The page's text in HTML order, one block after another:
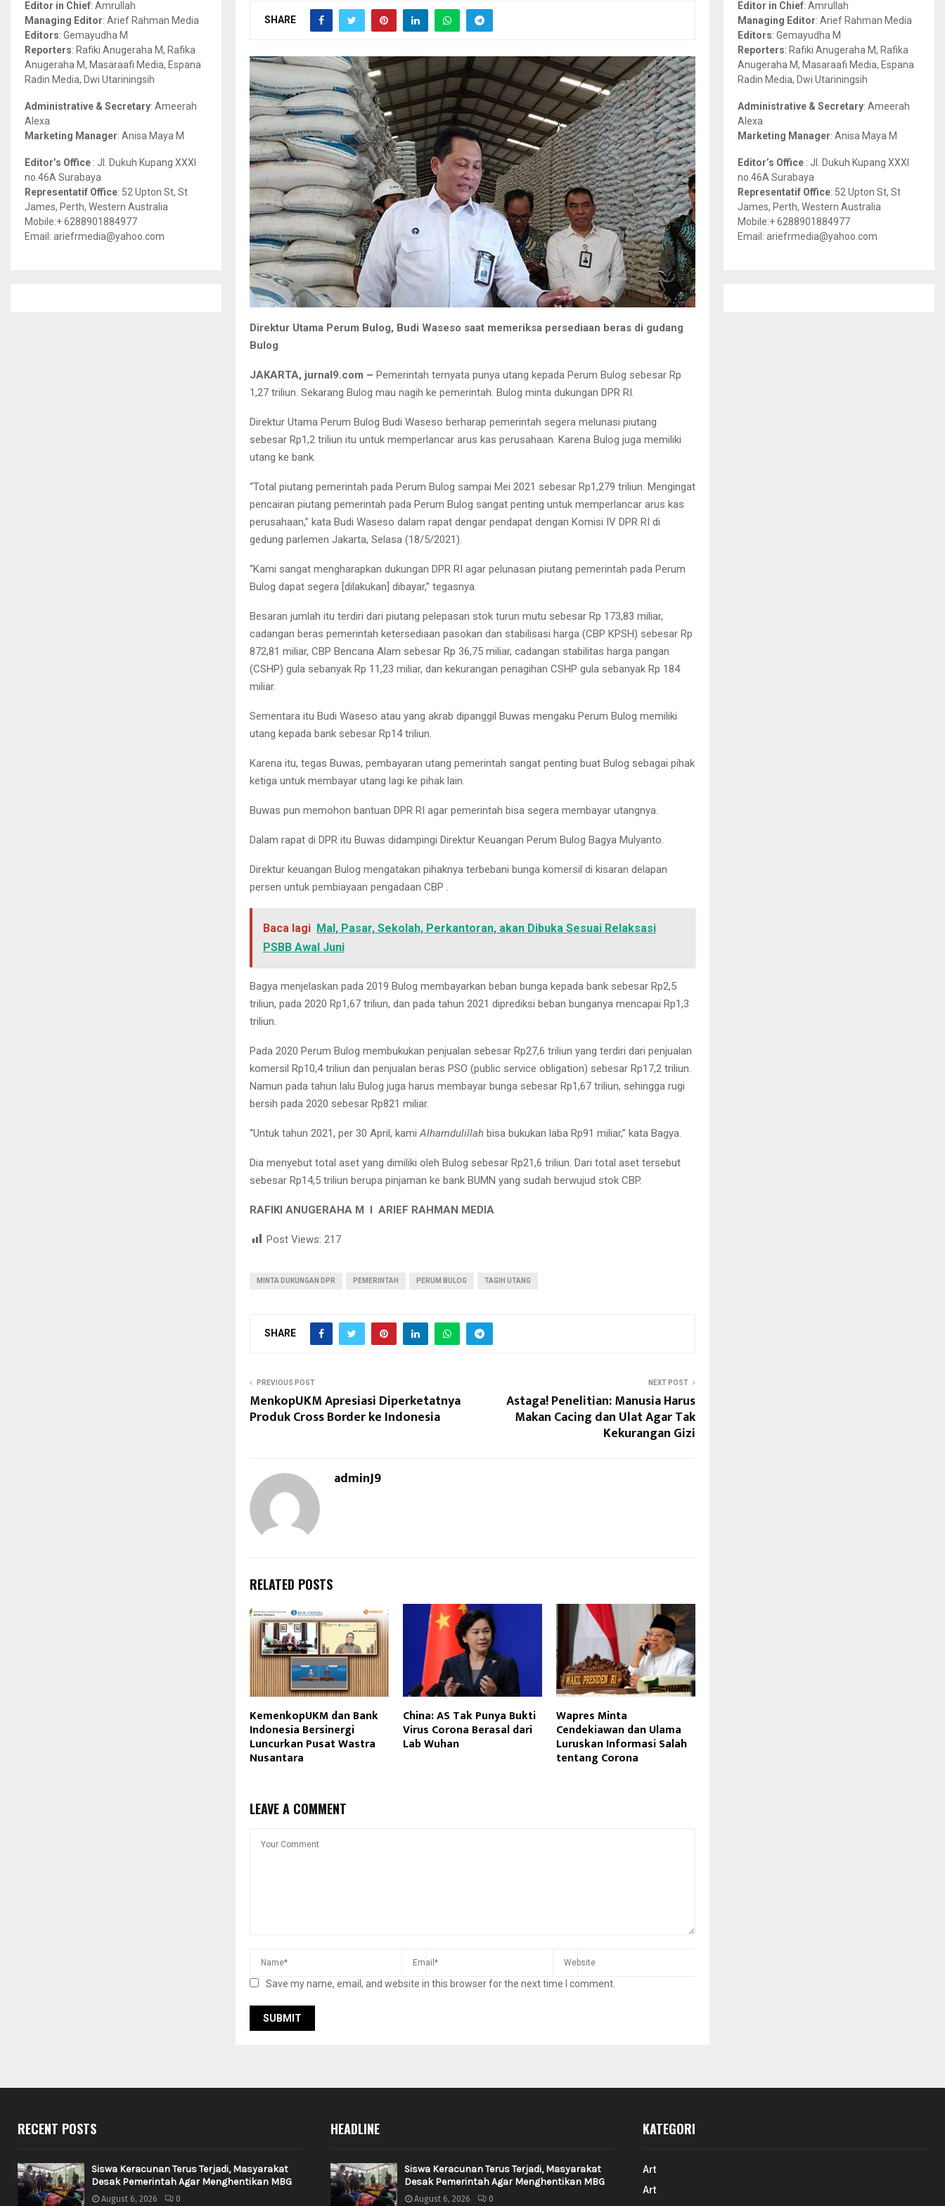
SHARE
Direktur Utama Perum Bulog, Budi Waseso saat memeriksa persediaan beras di gudang
Bulog
JAKARTA, jurnal9.com – Pemerintah ternyata punya utang kepada Perum Bulog sebesar Rp
1,27 triliun. Sekarang Bulog mau nagih ke pemerintah. Bulog minta dukungan DPR RI.
Direktur Utama Perum Bulog Budi Waseso berharap pemerintah segera melunasi piutang
sebesar Rp1,2 triliun itu untuk memperlancar arus kas perusahaan. Karena Bulog juga memiliki
utang ke bank.
“Total piutang pemerintah pada Perum Bulog sampai Mei 2021 sebesar Rp1,279 triliun. Mengingat
pencairan piutang pemerintah pada Perum Bulog sangat penting untuk memperlancar arus kas
perusahaan,” kata Budi Waseso dalam rapat dengar pendapat dengan Komisi IV DPR RI di
gedung parlemen Jakarta, Selasa (18/5/2021).
“Kami sangat mengharapkan dukungan DPR RI agar pelunasan piutang pemerintah pada Perum
Bulog dapat segera [dilakukan] dibayar,” tegasnya.
Besaran jumlah itu terdiri dari piutang pelepasan stok turun mutu sebesar Rp 173,83 miliar,
cadangan beras pemerintah ketersediaan pasokan dan stabilisasi harga (CBP KPSH) sebesar Rp
872,81 miliar, CBP Bencana Alam sebesar Rp 36,75 miliar, cadangan stabilitas harga pangan
(CSHP) gula sebanyak Rp 11,23 miliar, dan kekurangan penagihan CSHP gula sebanyak Rp 184
miliar.
Sementara itu Budi Waseso atau yang akrab dipanggil Buwas mengaku Perum Bulog memiliki
utang kepada bank sebesar Rp14 triliun.
Karena itu, tegas Buwas, pembayaran utang pemerintah sangat penting buat Bulog sebagai pihak
ketiga untuk membayar utang lagi ke pihak lain.
Buwas pun memohon bantuan DPR RI agar pemerintah bisa segera membayar utangnya.
Dalam rapat di DPR itu Buwas didampingi Direktur Keuangan Perum Bulog Bagya Mulyanto.
Direktur keuangan Bulog mengatakan pihaknya terbebani bunga komersil di kisaran delapan
persen untuk pembiayaan pengadaan CBP .
Baca lagi Mal, Pasar, Sekolah, Perkantoran, akan Dibuka Sesuai Relaksasi
PSBB Awal Juni
Bagya menjelaskan pada 2019 Bulog membayarkan beban bunga kepada bank sebesar Rp2,5
triliun, pada 2020 Rp1,67 triliun, dan pada tahun 2021 diprediksi beban bunganya mencapai Rp1,3
triliun.
Pada 2020 Perum Bulog membukukan penjualan sebesar Rp27,6 triliun yang terdiri dari penjualan
komersil Rp10,4 triliun dan penjualan beras PSO (public service obligation) sebesar Rp17,2 triliun.
Namun pada tahun lalu Bulog juga harus membayar bunga sebesar Rp1,67 triliun, sehingga rugi
bersih pada 2020 sebesar Rp821 miliar.
“Untuk tahun 2021, per 30 April, kamiAlhamdulillah bisa bukukan laba Rp91 miliar,” kata Bagya.
Dia menyebut total aset yang dimiliki oleh Bulog sebesar Rp21,6 triliun. Dari total aset tersebut
sebesar Rp14,5 triliun berupa pinjaman ke bank BUMN yang sudah berwujud stok CBP.
RAFIKI ANUGERAHA M I ARIEF RAHMAN MEDIA
Post Views: 217
MINTA DUKUNGAN DPR PEMERINTAH PERUM BULOG TAGIH UTANG
SHARE
PREVIOUS POST
MenkopUKM Apresiasi Diperketatnya
Produk Cross Border ke Indonesia
NEXT POST
Astaga! Penelitian: Manusia Harus
Makan Cacing dan Ulat Agar Tak
Kekurangan Gizi
adminJ9
RELATED POSTS
KemenkopUKM dan Bank
Indonesia Bersinergi
Luncurkan Pusat Wastra
Nusantara
China: AS Tak Punya Bukti
Virus Corona Berasal dari
Lab Wuhan
Wapres Minta
Cendekiawan dan Ulama
Luruskan Informasi Salah
tentang Corona
LEAVE A COMMENT
Save my name, email, and website in this browser for the next time I comment.
r
:
R
H
Editor in Chief: Amrullah
Managing Editor: Arief Rahman Media
Editors: Gemayudha M
Reporters: Rafiki Anugeraha M, Rafika
Anugeraha M, Masaraafi Media, Espana
Radin Media, Dwi Utariningsih
Administrative & Secretary: Ameerah
Alexa
Marketing Manager: Anisa Maya M
Editor’s Office : Jl. Dukuh Kupang XXXI
no.46A Surabaya
Representatif Office: 52 Upton St, St
James, Perth, Western Australia
Mobile:+ 6288901884977
Email: ariefrmedia@yahoo.com
r
:
R
H
Editor in Chief: Amrullah
Managing Editor: Arief Rahman Media
Editors: Gemayudha M
Reporters: Rafiki Anugeraha M, Rafika
Anugeraha M, Masaraafi Media, Espana
Radin Media, Dwi Utariningsih
Administrative & Secretary: Ameerah
Alexa
Marketing Manager: Anisa Maya M
Editor’s Office : Jl. Dukuh Kupang XXXI
no.46A Surabaya
Representatif Office: 52 Upton St, St
James, Perth, Western Australia
Mobile:+ 6288901884977
Email: ariefrmedia@yahoo.com
RECENT POSTS
Siswa Keracunan Terus Terjadi, Masyarakat
Desak Pemerintah Agar Menghentikan MBG
August 6, 2026 0
HEADLINE
Siswa Keracunan Terus Terjadi, Masyarakat
Desak Pemerintah Agar Menghentikan MBG
August 6, 2026 0
KATEGORI
Art
Art